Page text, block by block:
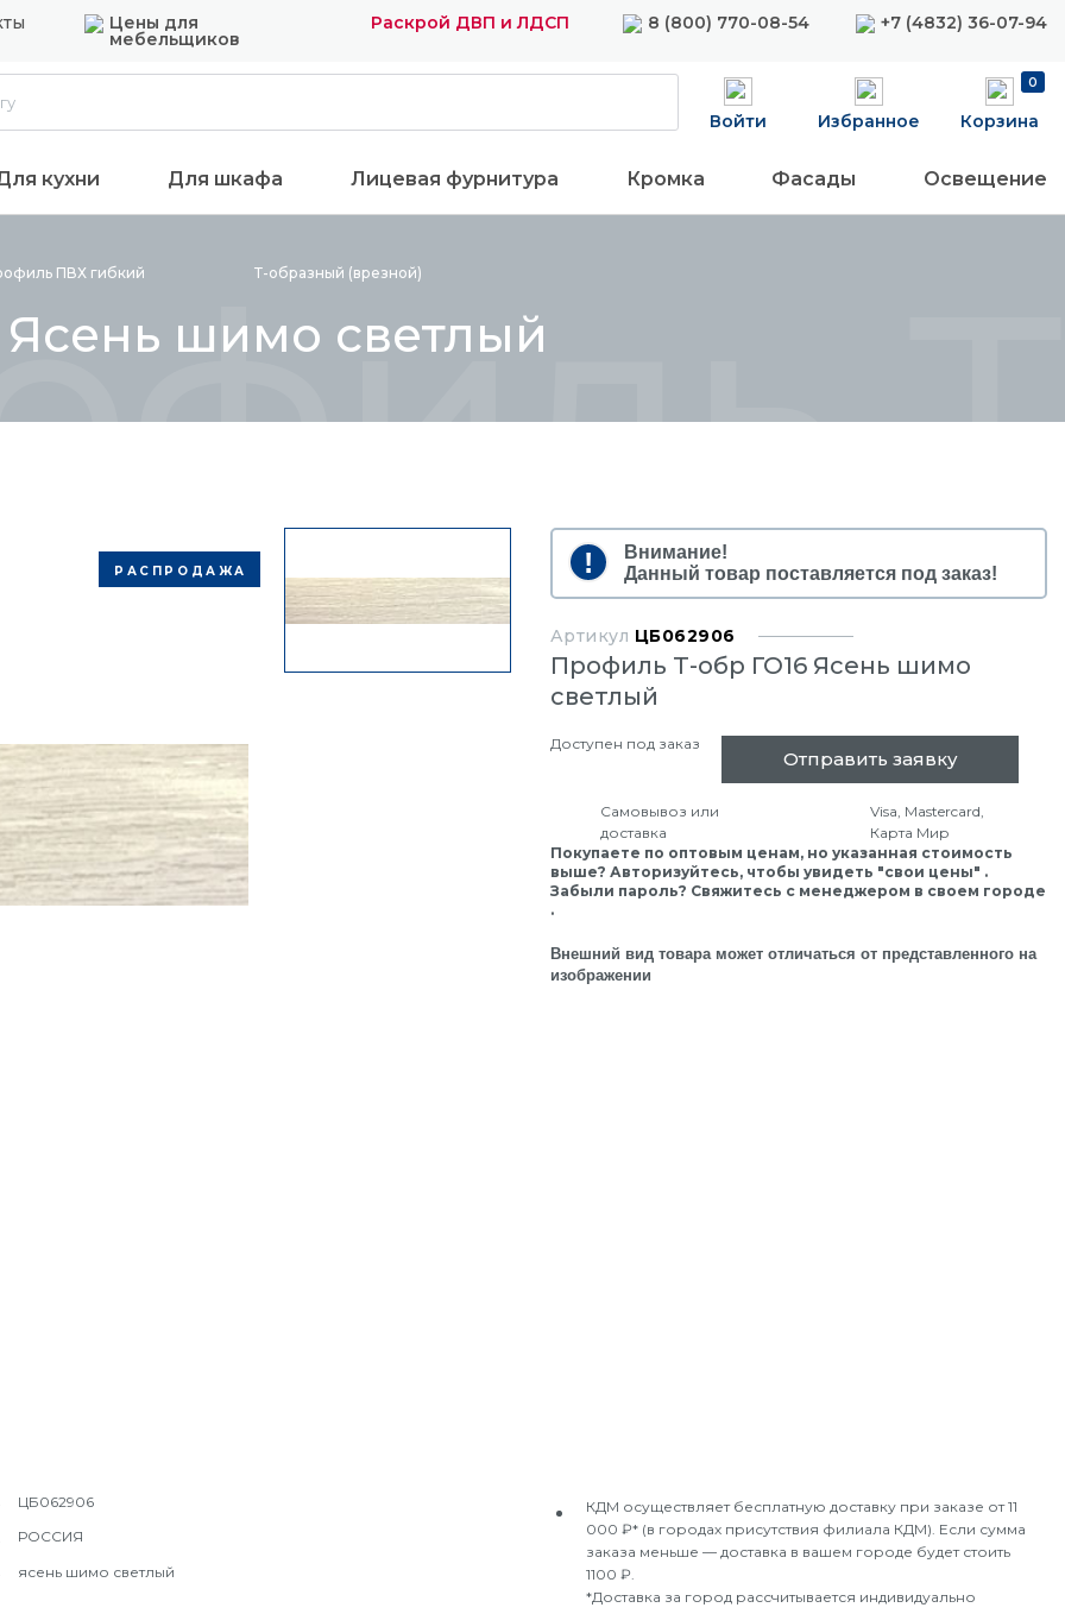
Цены для
мебельщиков
Раскрой ДВП и ЛДСП 8 (800) 770-08-54 +7 (4832) 36-07-94
Войти Избранное
0
Корзина
кухни Для шкафа Лицевая фурнитура Кромка Фасады Освещение
ПВХ гибкий Т-образный (врезной)
шимо светлый
РАСПРОДАЖА
Внимание!
Данный товар поставляется под заказ!
Артикул ЦБ062906
Профиль Т-обр ГО16 Ясень шимо
светлый
Доступен под заказ
Отправить заявку
Самовывоз или
доставка
Visa, Mastercard,
Карта Мир
Покупаете по оптовым ценам, но указанная стоимость
выше? Авторизуйтесь, чтобы увидеть "свои цены" .
Забыли пароль? Свяжитесь с менеджером в своем городе
.
Внешний вид товара может отличаться от представленного на
изображении
ЦБ062906
РОССИЯ
ясень шимо светлый
КДМ осуществляет бесплатную доставку при заказе от 11
000 ₽* (в городах присутствия филиала КДМ). Если сумма
заказа меньше — доставка в вашем городе будет стоить
1100 ₽.
*Доставка за город рассчитывается индивидуально